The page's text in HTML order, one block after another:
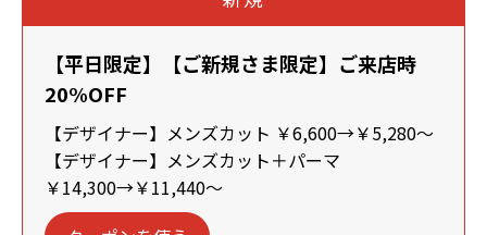
【平日限定】【ご新規さま限定】ご来店時
20%OFF
【デザイナー】メンズカット ￥6,600→￥5,280～
【デザイナー】メンズカット＋パーマ
￥14,300→￥11,440～